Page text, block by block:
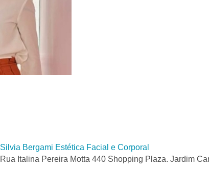
Silvia Bergami Estética Facial e Corporal
Rua Italina Pereira Motta 440 Shopping Plaza. Jardim